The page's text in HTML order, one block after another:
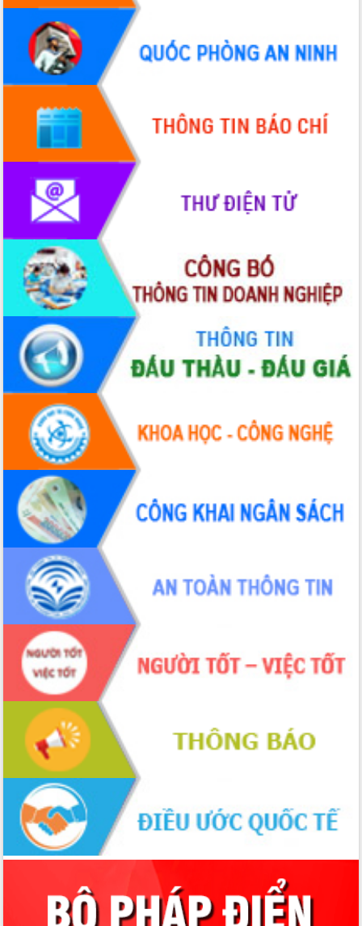
Thủ tướng Chính phủ Phạm Minh Chính
kiểm tra, chỉ đạo hoàn thành các dự
án cao tốc và thăm khu tái định cư tại
Đắk Lắk
Sôi nổi Hội đua ngựa truyền thống Gò
Thì Thùng mừng Xuân Bính Ngọ 2026
Lãnh đạo tỉnh dâng hương tưởng niệm
tại Đập Đồng Cam đầu Xuân Bính Ngọ
Ngành nông nghiệp phấn đấu tăng
trưởng đạt 5,86% trong năm 2026
UBND tỉnh Đắk Lắk triển khai công tác
quốc phòng, quân sự địa phương năm
Đắk Lắk tập trung toàn lực khắc phục
tồn tại IUU, sẵn sàng làm việc với
Đoàn thanh tra EC
Chủ tịch UBND tỉnh Tạ Anh Tuấn thăm,
chúc mừng các bệnh viện nhân Ngày
Thầy thuốc Việt Nam
Rộn ràng lễ hội truyền thống Sông
nước Đà Nông lần thứ I năm 2026
Kỳ họp Chuyên đề lần thứ Năm, HĐND
tỉnh Đắk Lắk thông qua các nghị quyết
quan trọng
Thống nhất danh sách giới thiệu ứng
cử đại biểu Quốc hội khoá XVI và đại
biểu HĐND tỉnh Đắk Lắk, nhiệm kỳ
2026-2031
Phát động hai phong trào thi đua quan
trọng trong kỷ nguyên mới
Hội nghị lần thứ tư Ban Chỉ đạo công
tác bầu cử tỉnh Đắk Lắk
Hội nghị Báo cáo viên Trung ương
tháng 01/2026
Phó Thủ tướng Hồ Quốc Dũng đánh giá
cao kết quả Chiến dịch Quang Trung
tại Đắk Lắk
Hội nghị Ban Chấp hành Đảng bộ tỉnh
Đắk Lắk lần thứ 2 (mở rộng)
Tập trung giải phóng mặt bằng, đẩy
nhanh tiến độ Tuyến đường bộ ven
biển
Gỡ khó, khởi công xây dựng, sửa chữa
toàn bộ nhà ở cho hộ dân đúng tiến độ
đề ra
UBND tỉnh Đắk Lắk tổng kết công tác
quốc phòng, quân sự địa phương năm
2025
Tập trung triển khai quyết liệt, đồng bộ
các giải pháp nhằm thực hiện hiệu quả
các nhiệm vụ đề ra năm 2025
Phát huy vai trò của người có uy tín